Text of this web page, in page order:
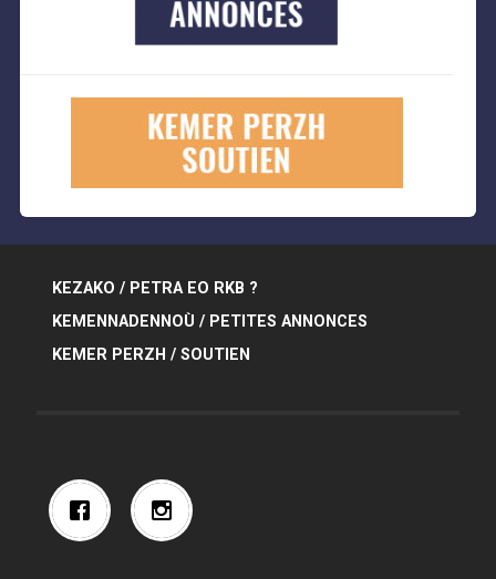
KEZAKO / PETRA EO RKB ?
KEMENNADENNOÙ / PETITES ANNONCES
KEMER PERZH / SOUTIEN